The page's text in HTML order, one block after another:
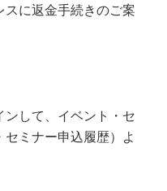
スに返金手続きのご案
ンして、イベント・セ
セミナー申込履歴）よ